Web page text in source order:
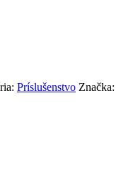
Príslušenstvo Značka: